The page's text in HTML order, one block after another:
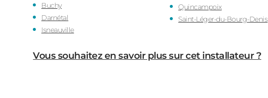
Buchy
Darnétal
Isneauville
Quincampoix
Saint-Léger-du-Bourg-Denis
Vous souhaitez en savoir plus sur cet installateur ?